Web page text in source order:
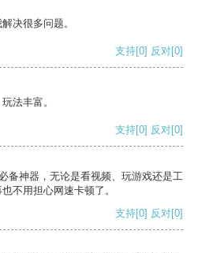
决很多问题。
支持[0] 反对[0]
法丰富。
支持[0] 反对[0]
备神器，无论是看视频、玩游戏还是工
不用担心网速卡顿了。
支持[0] 反对[0]